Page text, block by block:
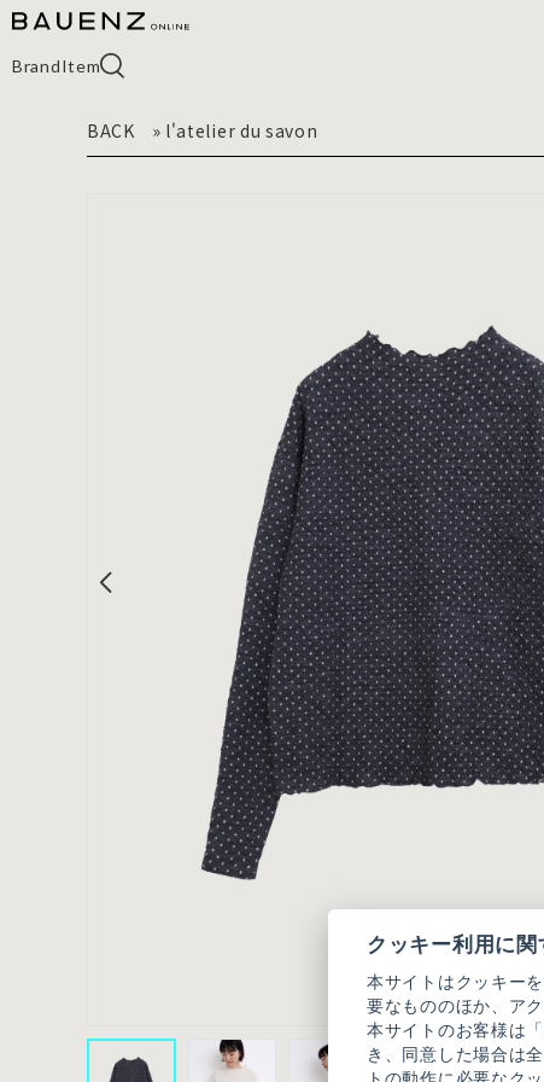
BrandItem
BACK » l'atelier du savon
クッキー利用に関
本サイトはクッキー
要なもののほか、ア
本サイトのお客様は
き、同意した場合は